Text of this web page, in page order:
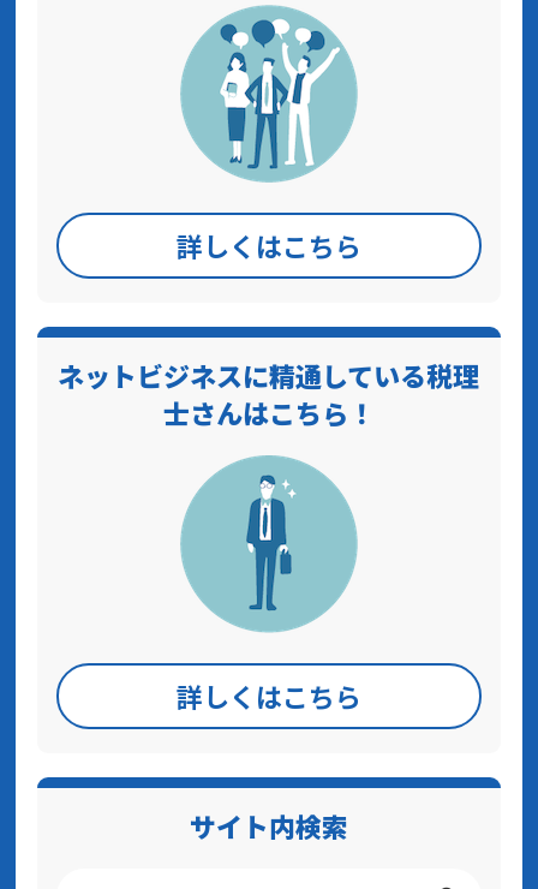
詳しくはこちら
ネットビジネスに精通している税理
士さんはこちら！
詳しくはこちら
サイト内検索